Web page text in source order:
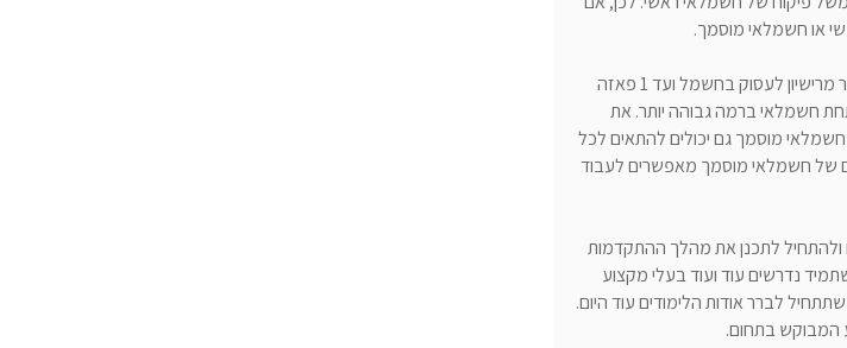
או חשמלאי מוסמך.
לימודי חשמלאי מעשי הם לימודים מרתקים אשר מאפשרים לבוגרים ליהנות בסופו של דבר מרישיון לעסוק בחשמל ועד 1 פאזה
חשמלאי ברמה גבוהה יותר. את
חשמלאי מוסמך גם יכולים להתאים לכל
של חשמלאי מוסמך מאפשרים לעבוד
לתכנן את מהלך ההתקדמות
נדרשים עוד ועוד בעלי מקצוע
לברר אודות הלימודים עוד היום.
המבוקש בתחום.